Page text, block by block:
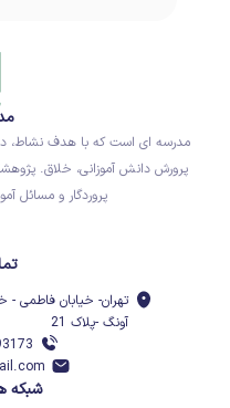
مدرسه ای است که با هدف نشاط،
پرورش دانش آموزانی، خلاق.
پروردگار و مسائل
تهران- خیابان فاطمی -
آونگ -پلاک 21
86093247
شبکه